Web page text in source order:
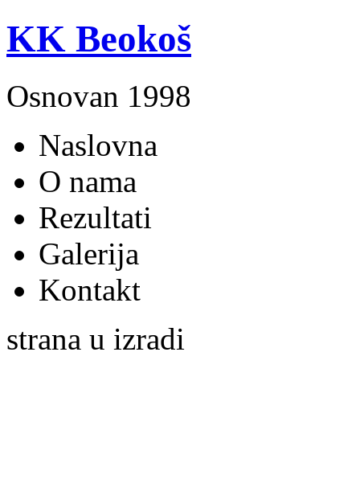
KK Beokoš
Osnovan 1998
Naslovna
O nama
Rezultati
Galerija
Kontakt
strana u izradi